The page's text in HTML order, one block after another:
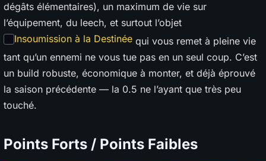
dégâts élémentaires), un maximum de vie sur
l’équipement, du leech, et surtout l’objet
Insoumission à la Destinée qui vous remet à pleine vie
tant qu’un ennemi ne vous tue pas en un seul coup. C’est
un build robuste, économique à monter, et déjà éprouvé
la saison précédente — la 0.5 ne l’ayant que très peu
touché.
Points Forts / Points Faibles